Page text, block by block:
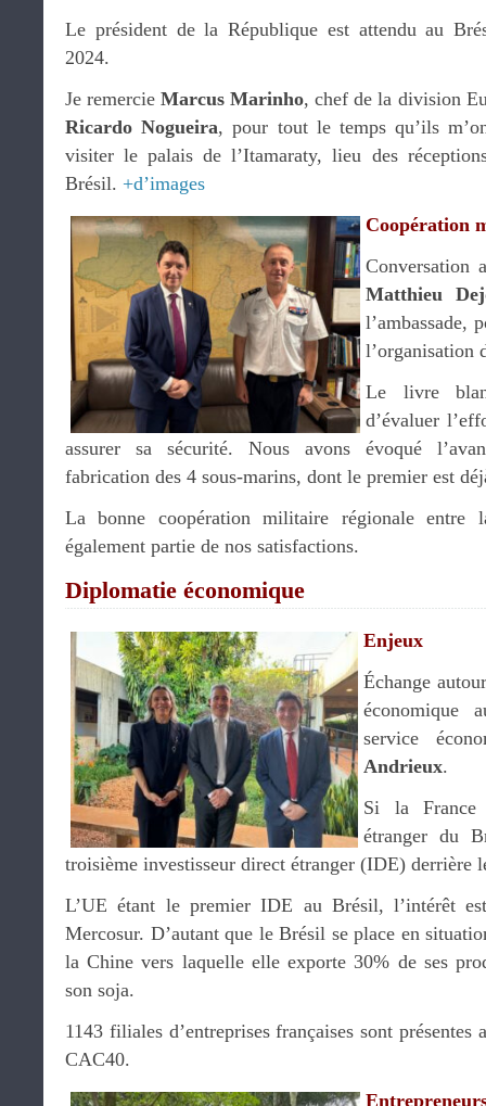
Le président de la République est attendu au
2024.
Je remercieMarcus Marinho, chef de la division
Ricardo Nogueira, pour tout le temps qu’ils
visiter le palais de l’Itamaraty, lieu des
Brésil. +d’images
Coopération
Conversation
Matthieu
l’ambassade,
l’organisation
Le livre
d’évaluer
assurer sa sécurité. Nous avons évoqué
fabrication des 4 sous-marins, dont le premier est
La bonne coopération militaire régionale
également partie de nos satisfactions.
Diplomatie économique
Enjeux
Échange
économique
service
Andrieux.
Si la France
étranger du
troisième investisseur direct étranger (IDE) derrière
L’UE étant le premier IDE au Brésil, l’intérêt
Mercosur. D’autant que le Brésil se place en
la Chine vers laquelle elle exporte 30% de ses
son soja.
1143 filiales d’entreprises françaises sont
CAC40.